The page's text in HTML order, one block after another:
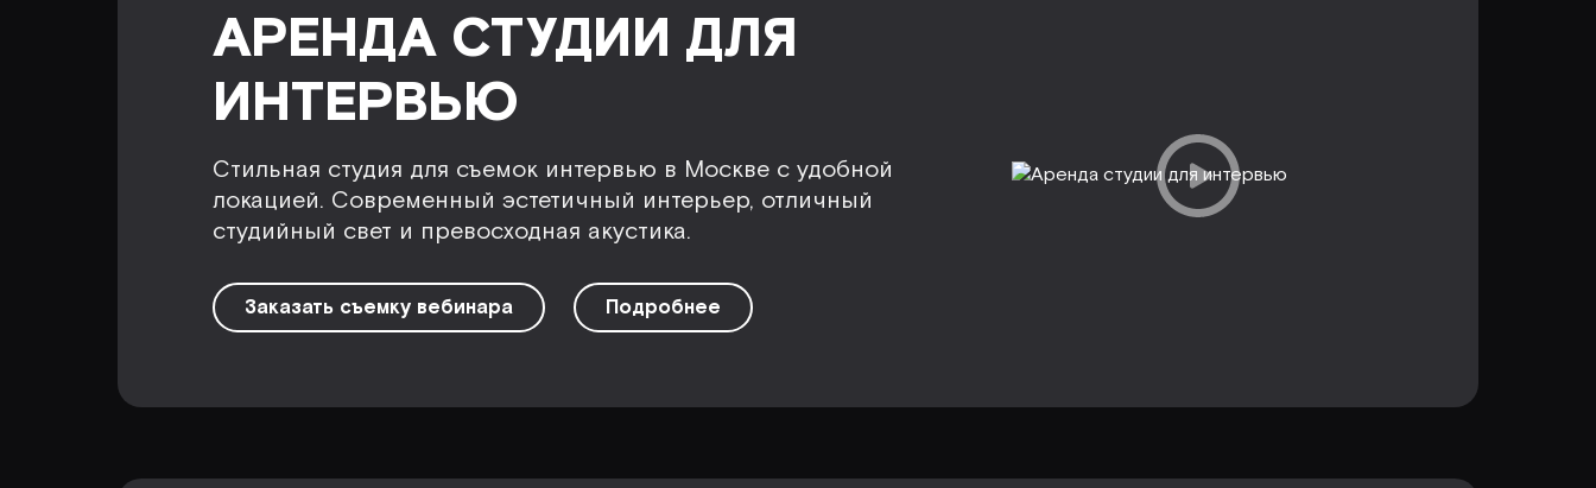
АРЕНДА СТУДИИ ДЛЯ
ИНТЕРВЬЮ
Стильная студия для съемок интервью в Москве с удобной
локацией. Современный эстетичный интерьер, отличный
студийный свет и превосходная акустика.
Заказать съемку вебинара Подробнее